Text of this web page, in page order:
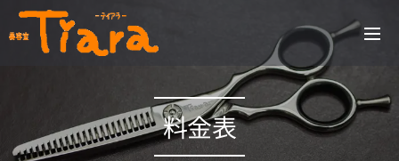
料金表